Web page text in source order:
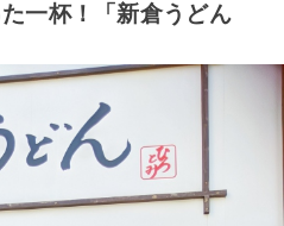
一杯！「新倉うどん